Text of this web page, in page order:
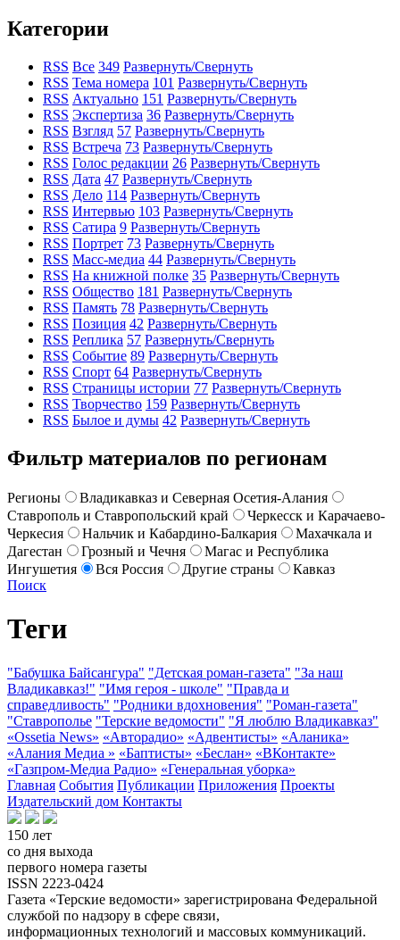
Категории
RSS Все 349 Развернуть/Свернуть
RSS Тема номера 101 Развернуть/Свернуть
RSS Актуально 151 Развернуть/Свернуть
RSS Экспертиза 36 Развернуть/Свернуть
RSS Взгляд 57 Развернуть/Свернуть
RSS Встреча 73 Развернуть/Свернуть
RSS Голос редакции 26 Развернуть/Свернуть
RSS Дата 47 Развернуть/Свернуть
RSS Дело 114 Развернуть/Свернуть
RSS Интервью 103 Развернуть/Свернуть
RSS Сатира 9 Развернуть/Свернуть
RSS Портрет 73 Развернуть/Свернуть
RSS Масс-медиа 44 Развернуть/Свернуть
RSS На книжной полке 35 Развернуть/Свернуть
RSS Общество 181 Развернуть/Свернуть
RSS Память 78 Развернуть/Свернуть
RSS Позиция 42 Развернуть/Свернуть
RSS Реплика 57 Развернуть/Свернуть
RSS Событие 89 Развернуть/Свернуть
RSS Спорт 64 Развернуть/Свернуть
RSS Страницы истории 77 Развернуть/Свернуть
RSS Творчество 159 Развернуть/Свернуть
RSS Былое и думы 42 Развернуть/Свернуть
Фильтр материалов по регионам
Регионы
Владикавказ и Северная Осетия-Алания
Ставрополь и Ставропольский край
Черкесск и Карачаево-
Черкесия
Нальчик и Кабардино-Балкария
Махачкала и
Дагестан
Грозный и Чечня
Магас и Республика
Ингушетия
Вся Россия Другие страны
Кавказ
Поиск
Теги
"Бабушка Байсангура" "Детская роман-газета" "За наш
Владикавказ!" "Имя героя - школе" "Правда и
справедливость" "Родники вдохновения" "Роман-газета"
"Ставрополье "Терские ведомости" "Я люблю Владикавказ"
«Ossetia News» «Авторадио» «Адвентисты» «Аланика»
«Алания Медиа » «Баптисты» «Беслан» «ВКонтакте»
«Газпром-Медиа Радио» «Генеральная уборка»
Главная События Публикации Приложения Проекты
Издательский дом Контакты
150 лет
со дня выхода
первого номера газеты
ISSN 2223-0424
Газета «Терские ведомости» зарегистрирована Федеральной
службой по надзору в сфере связи,
информационных технологий и массовых коммуникаций.